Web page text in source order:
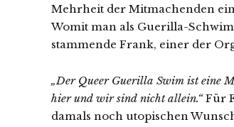
Mehrheit der Mitmachenden
Womit man als Guerilla-
stammende Frank, einer der
„Der Queer Guerilla Swim ist eine
hier und wir sind nicht allein.“Für
damals noch utopischen